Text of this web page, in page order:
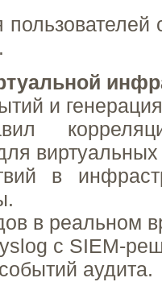
и
в
в реальном
c SIEM-
аудита.